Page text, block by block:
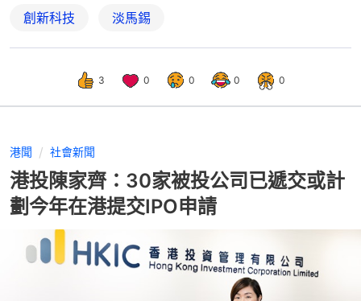
創新科技 淡馬錫
3 0 0 0 0
港聞 社會新聞
港投陳家齊：30家被投公司已遞交或計
劃今年在港提交IPO申請